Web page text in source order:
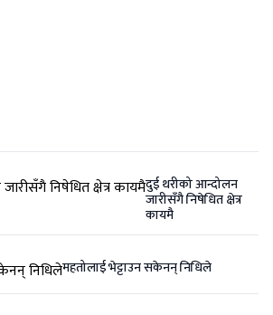
दुई थरीको आन्दोलन
जारीसँगै निषेधित क्षेत्र
कायमै
महतोलाई भेट्टाउन सकेनन् निधिले